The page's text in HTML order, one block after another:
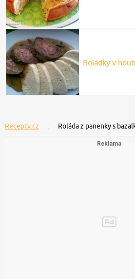
Roládky v
Recepty.cz Roláda z panenky s